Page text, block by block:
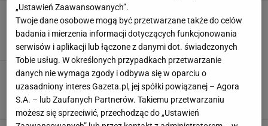
Fatalne wieści dla klubu Lewandowskiego
Dawid Franek,8 SIERPNIA 2026, 17:48
Trener Chicago Fire przekazał fatalne wieści
ws. kolegi Lewandowskiego
Filip Macuda,7 SIERPNIA 2026, 19:30
„Ustawień Zaawansowanych”.
Twoje dane osobowe mogą być przetwarzane także do celów
badania i mierzenia informacji dotyczących funkcjonowania
serwisów i aplikacji lub łączone z danymi dot. świadczonych
Tobie usług. W określonych przypadkach przetwarzanie
danych nie wymaga zgody i odbywa się w oparciu o
uzasadniony interes Gazeta.pl, jej spółki powiązanej – Agora
S.A. – lub Zaufanych Partnerów. Takiemu przetwarzaniu
możesz się sprzeciwić, przechodząc do „Ustawień